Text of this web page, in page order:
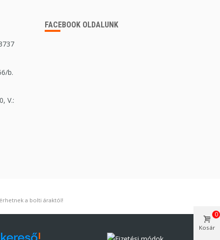
b.
V.:
FACEBOOK OLDALUNK
a bolti áraktól!
Kosár
0